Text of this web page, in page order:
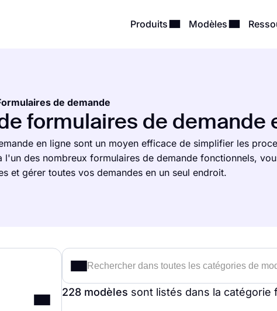
Produits Modèles
de demande
formulaires de demande
en ligne sont un moyen efficace de simplifier les
l'un des nombreux formulaires de demande fonctionnels,
et gérer toutes vos demandes en un seul endroit.
228 modèles sont listés dans la catégorie